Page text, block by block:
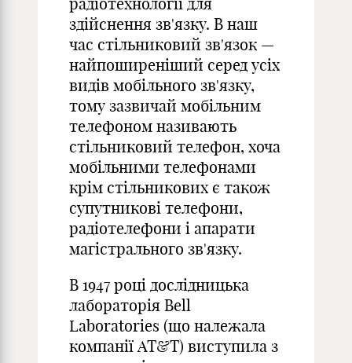
здійснення зв'язку. В наш
час стільниковий зв'язок —
найпоширеніший серед усіх
видів мобільного зв'язку,
тому зазвичай мобільним
телефоном називають
стільниковий телефон, хоча
мобільними телефонами
крім стільникових є також
супутникові телефони,
радіотелефони і апарати
магістрального зв'язку.
В 1947 році дослідницька
лабораторія Bell
Laboratories (що належала
компанії AT&T) виступила з